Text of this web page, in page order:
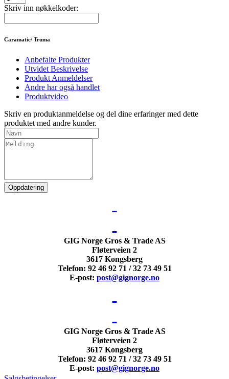
Skriv inn nøkkelkoder:
Caramatic/ Truma
Anbefalte Produkter
Utvidet Beskrivelse
Produkt Anmeldelser
Andre har også handlet
Produktvideo
Skriv en produktanmeldelse og del dine erfaringer med dette
produktet med andre kunder.
GIG Norge Gros & Trade AS
Fløterveien 2
3617 Kongsberg
Telefon: 92 46 92 71 / 32 73 49 51
E-post: post@gignorge.no
GIG Norge Gros & Trade AS
Fløterveien 2
3617 Kongsberg
Telefon: 92 46 92 71 / 32 73 49 51
E-post: post@gignorge.no